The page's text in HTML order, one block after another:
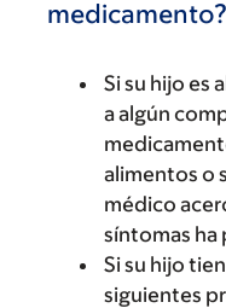
medicamento?
Si su hijo es
a algún
alimentos o
médico
síntomas ha
Si su hijo
siguientes